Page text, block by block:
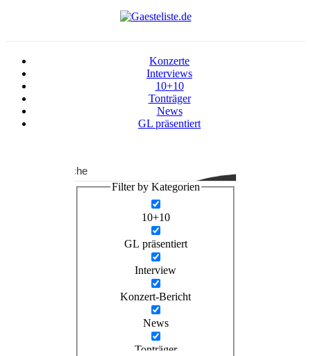
Konzerte
Interviews
10+10
Tonträger
News
GL präsentiert
Suche
Filter by Kategorien
10+10
GL präsentiert
Interview
Konzert-Bericht
News
Tonträger